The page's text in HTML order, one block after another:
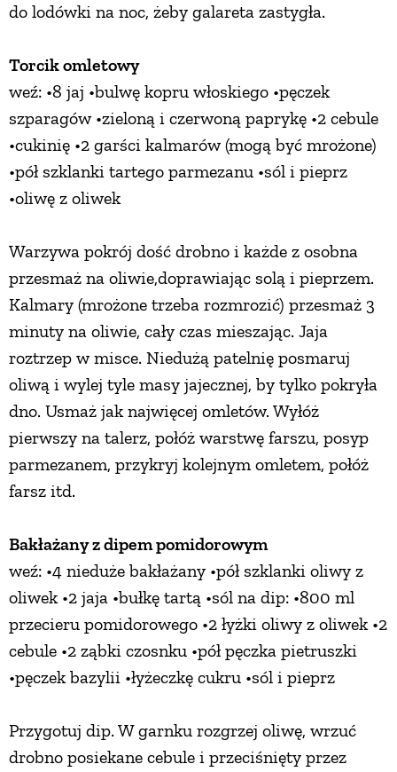
do lodówki na noc, żeby galareta zastygła.
Torcik omletowy
weź: •8 jaj •bulwę kopru włoskiego •pęczek
szparagów •zieloną i czerwoną paprykę •2 cebule
•cukinię •2 garści kalmarów (mogą być mrożone)
•pół szklanki tartego parmezanu •sól i pieprz
•oliwę z oliwek
Warzywa pokrój dość drobno i każde z osobna
przesmaż na oliwie,doprawiając solą i pieprzem.
Kalmary (mrożone trzeba rozmrozić) przesmaż 3
minuty na oliwie, cały czas mieszając. Jaja
roztrzep w misce. Niedużą patelnię posmaruj
oliwą i wylej tyle masy jajecznej, by tylko pokryła
dno. Usmaż jak najwięcej omletów. Wyłóż
pierwszy na talerz, połóż warstwę farszu, posyp
parmezanem, przykryj kolejnym omletem, połóż
farsz itd.
Bakłażany z dipem pomidorowym
weź: •4 nieduże bakłażany •pół szklanki oliwy z
oliwek •2 jaja •bułkę tartą •sól na dip: •800 ml
przecieru pomidorowego •2 łyżki oliwy z oliwek •2
cebule •2 ząbki czosnku •pół pęczka pietruszki
•pęczek bazylii •łyżeczkę cukru •sól i pieprz
Przygotuj dip. W garnku rozgrzej oliwę, wrzuć
drobno posiekane cebule i przeciśnięty przez